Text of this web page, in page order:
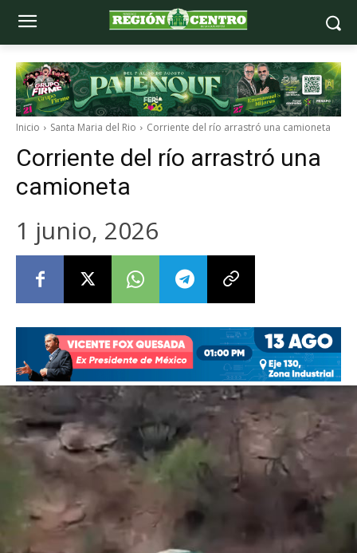
Inicio Santa Maria del Rio Corriente del río arrastró una camioneta
Corriente del río arrastró una
camioneta
1 junio, 2026